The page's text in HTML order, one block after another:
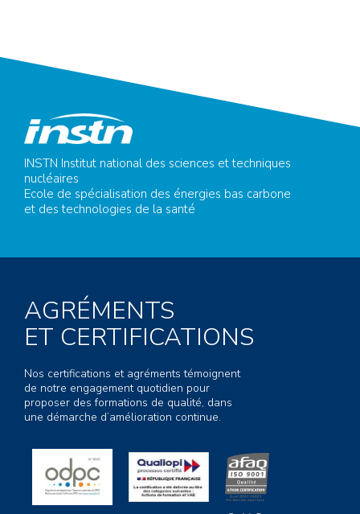
INSTN Institut national des sciences et techniques
nucléaires
Ecole de spécialisation des énergies bas carbone
et des technologies de la santé
AGRÉMENTS
ET CERTIFICATIONS
Nos certifications et agréments témoignent
de notre engagement quotidien pour
proposer des formations de qualité, dans
une démarche d’amélioration continue.